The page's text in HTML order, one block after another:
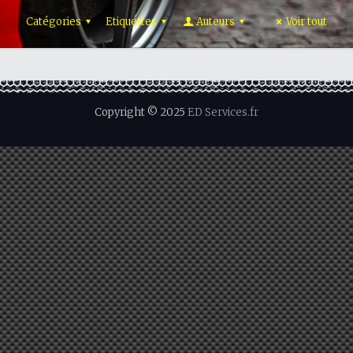
Catégories Etiquettes Auteurs Voir tout
Copyright © 2025 ED Services.fr